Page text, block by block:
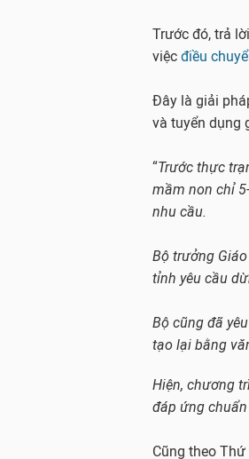
Trước đó, trả
việc điều
Đây là giải
và tuyển dụng
“Trước thực
mầm non chỉ
nhu cầu.
Bộ trưởng
tỉnh yêu cầu
Bộ cũng đã
tạo lại bằng
Hiện, chương
đáp ứng
Cũng theo